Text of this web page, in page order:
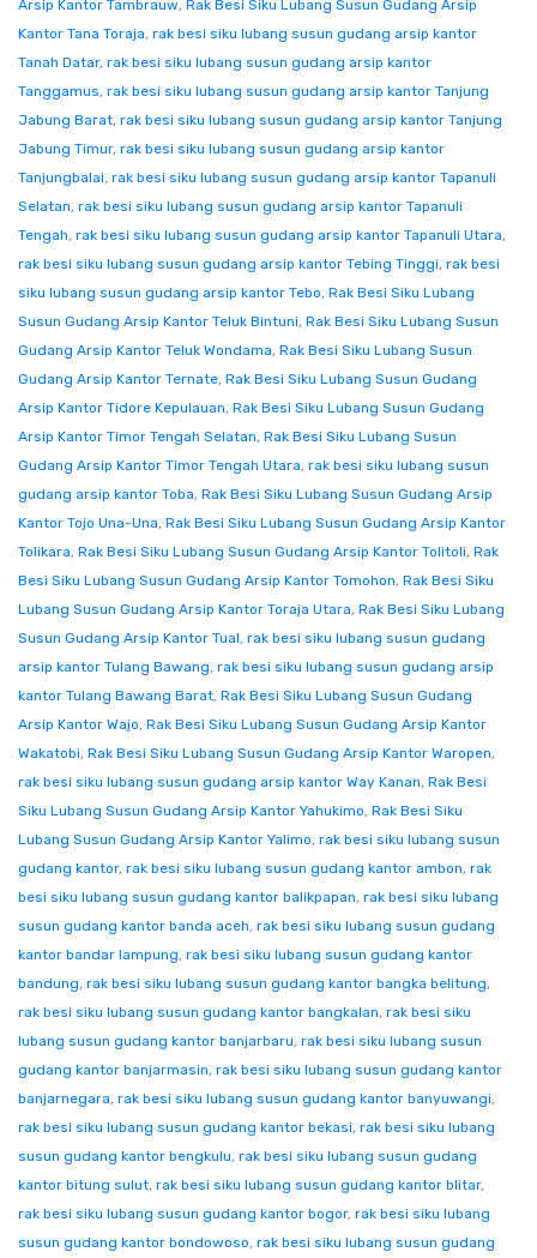
Arsip Kantor Tambrauw, Rak Besi Siku Lubang Susun Gudang Arsip
Kantor Tana Toraja, rak besi siku lubang susun gudang arsip kantor
Tanah Datar, rak besi siku lubang susun gudang arsip kantor
Tanggamus, rak besi siku lubang susun gudang arsip kantor Tanjung
Jabung Barat, rak besi siku lubang susun gudang arsip kantor Tanjung
Jabung Timur, rak besi siku lubang susun gudang arsip kantor
Tanjungbalai, rak besi siku lubang susun gudang arsip kantor Tapanuli
Selatan, rak besi siku lubang susun gudang arsip kantor Tapanuli
Tengah, rak besi siku lubang susun gudang arsip kantor Tapanuli Utara,
rak besi siku lubang susun gudang arsip kantor Tebing Tinggi, rak besi
siku lubang susun gudang arsip kantor Tebo, Rak Besi Siku Lubang
Susun Gudang Arsip Kantor Teluk Bintuni, Rak Besi Siku Lubang Susun
Gudang Arsip Kantor Teluk Wondama, Rak Besi Siku Lubang Susun
Gudang Arsip Kantor Ternate, Rak Besi Siku Lubang Susun Gudang
Arsip Kantor Tidore Kepulauan, Rak Besi Siku Lubang Susun Gudang
Arsip Kantor Timor Tengah Selatan, Rak Besi Siku Lubang Susun
Gudang Arsip Kantor Timor Tengah Utara, rak besi siku lubang susun
gudang arsip kantor Toba, Rak Besi Siku Lubang Susun Gudang Arsip
Kantor Tojo Una-Una, Rak Besi Siku Lubang Susun Gudang Arsip Kantor
Tolikara, Rak Besi Siku Lubang Susun Gudang Arsip Kantor Tolitoli, Rak
Besi Siku Lubang Susun Gudang Arsip Kantor Tomohon, Rak Besi Siku
Lubang Susun Gudang Arsip Kantor Toraja Utara, Rak Besi Siku Lubang
Susun Gudang Arsip Kantor Tual, rak besi siku lubang susun gudang
arsip kantor Tulang Bawang, rak besi siku lubang susun gudang arsip
kantor Tulang Bawang Barat, Rak Besi Siku Lubang Susun Gudang
Arsip Kantor Wajo, Rak Besi Siku Lubang Susun Gudang Arsip Kantor
Wakatobi, Rak Besi Siku Lubang Susun Gudang Arsip Kantor Waropen,
rak besi siku lubang susun gudang arsip kantor Way Kanan, Rak Besi
Siku Lubang Susun Gudang Arsip Kantor Yahukimo, Rak Besi Siku
Lubang Susun Gudang Arsip Kantor Yalimo, rak besi siku lubang susun
gudang kantor, rak besi siku lubang susun gudang kantor ambon, rak
besi siku lubang susun gudang kantor balikpapan, rak besi siku lubang
susun gudang kantor banda aceh, rak besi siku lubang susun gudang
kantor bandar lampung, rak besi siku lubang susun gudang kantor
bandung, rak besi siku lubang susun gudang kantor bangka belitung,
rak besi siku lubang susun gudang kantor bangkalan, rak besi siku
lubang susun gudang kantor banjarbaru, rak besi siku lubang susun
gudang kantor banjarmasin, rak besi siku lubang susun gudang kantor
banjarnegara, rak besi siku lubang susun gudang kantor banyuwangi,
rak besi siku lubang susun gudang kantor bekasi, rak besi siku lubang
susun gudang kantor bengkulu, rak besi siku lubang susun gudang
kantor bitung sulut, rak besi siku lubang susun gudang kantor blitar,
rak besi siku lubang susun gudang kantor bogor, rak besi siku lubang
susun gudang kantor bondowoso, rak besi siku lubang susun gudang